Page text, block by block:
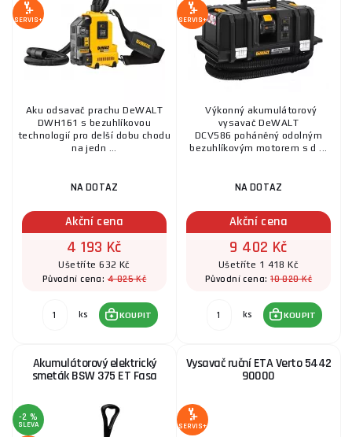
SERVIS+
Aku odsavač prachu DeWALT
DWH161 s bezuhlíkovou
technologií pro delší dobu chodu
na jedn ...
NA DOTAZ
Akční cena
4 193 Kč
Ušetříte 632 Kč
Původní cena:4 825 Kč
ks KOUPIT
SERVIS+
Výkonný akumulátorový
vysavač DeWALT
DCV586 poháněný odolným
bezuhlíkovým motorem s d ...
NA DOTAZ
Akční cena
9 402 Kč
Ušetříte 1 418 Kč
Původní cena:10 820 Kč
ks KOUPIT
Akumulátorový elektrický
smeták BSW 375 ET Fasa
-2 %
SLEVA
Vysavač ruční ETA Verto 5442
90000
SERVIS+